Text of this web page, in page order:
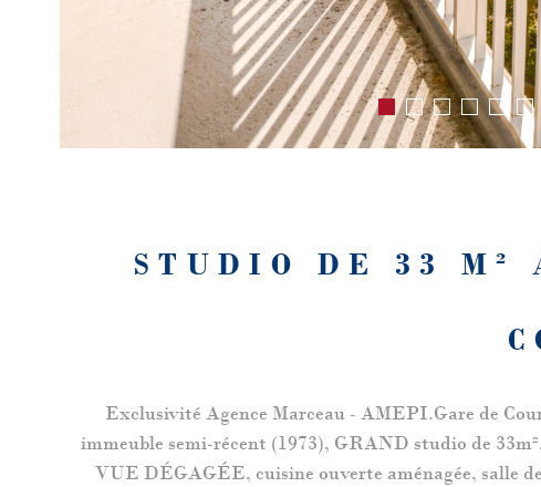
STUDIO DE 33 M²
Exclusivité Agence Marceau - AMEPI.Gare de
immeuble semi-récent (1973), GRAND studio de
VUE DÉGAGÉE, cuisine ouverte aménagée, salle